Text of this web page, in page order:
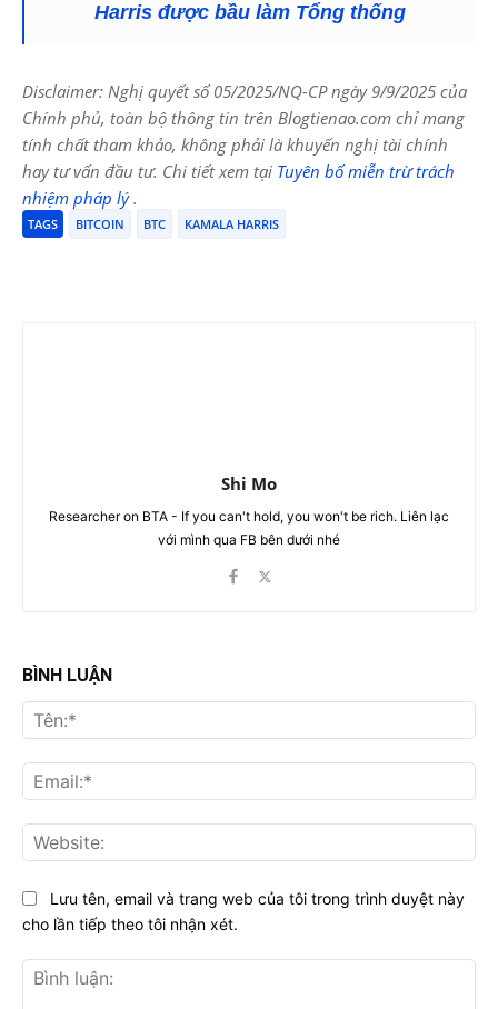
Harris được bầu làm Tổng thống
Disclaimer: Nghị quyết số 05/2025/NQ-CP ngày 9/9/2025 của
Chính phủ, toàn bộ thông tin trên Blogtienao.com chỉ mang
tính chất tham khảo, không phải là khuyến nghị tài chính
hay tư vấn đầu tư. Chi tiết xem tại Tuyên bố miễn trừ trách
nhiệm pháp lý.
TAGS BITCOIN BTC KAMALA HARRIS
Shi Mo
Researcher on BTA - If you can't hold, you won't be rich. Liên lạc
với mình qua FB bên dưới nhé
BÌNH LUẬN
Lưu tên, email và trang web của tôi trong trình duyệt này
cho lần tiếp theo tôi nhận xét.